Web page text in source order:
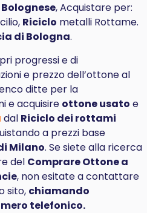
, Acquistare per:
Riciclo metalli Rottame.
di Bologna.
progressi e di
e prezzo dell’ottone al
ditte per la
e acquisire ottone usato e
dal Riciclo dei rottami
a prezzi base
Milano. Se siete alla ricerca
del ComprareOttone a
, non esitate a contattare
sito, chiamando
telefonico.